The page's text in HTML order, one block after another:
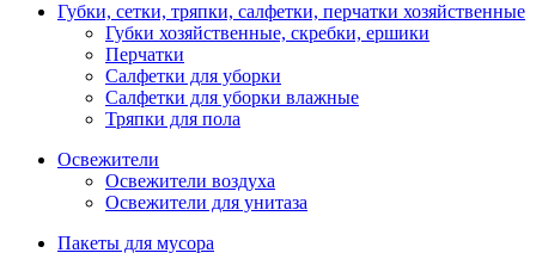
Губки, сетки, тряпки, салфетки, перчатки хозяйственные
Губки хозяйственные, скребки, ершики
Перчатки
Салфетки для уборки
Салфетки для уборки влажные
Тряпки для пола
Освежители
Освежители воздуха
Освежители для унитаза
Пакеты для мусора